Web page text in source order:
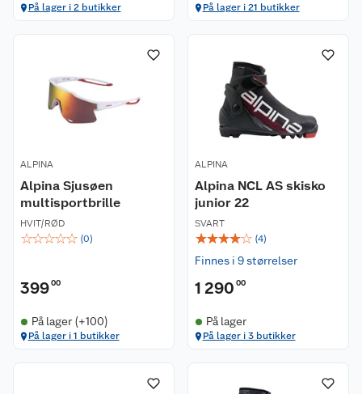
På lager i 2 butikker På lager i 21 butikker
ALPINA
Alpina Sjusøen
multisportbrille
HVIT/RØD
☆☆☆☆☆ (0)
39900
På lager (+100)
På lager i 1 butikker
ALPINA
Alpina NCL AS skisko
junior 22
SVART
☆☆☆☆☆ (4)
Finnes i 9 størrelser
1 290 00
På lager
På lager i 3 butikker